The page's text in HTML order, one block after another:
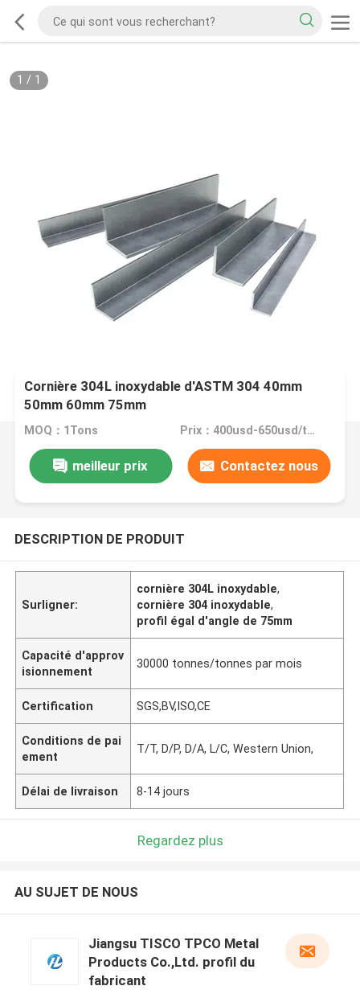
1 / 1
Cornière 304L inoxydable d'ASTM 304 40mm
50mm 60mm 75mm
MOQ：1Tons Prix：400usd-650usd/ton
meilleur prix Contactez nous
DESCRIPTION DE PRODUIT
Surligner:
cornière 304L inoxydable,
cornière 304 inoxydable,
profil égal d'angle de 75mm
Capacité d'approv
isionnement
30000 tonnes/tonnes par mois
Certification SGS,BV,ISO,CE
Conditions de pai
ement
T/T, D/P, D/A, L/C, Western Union,
Délai de livraison 8-14 jours
Regardez plus
AU SUJET DE NOUS
Jiangsu TISCO TPCO Metal
Products Co.,Ltd. profil du
fabricant